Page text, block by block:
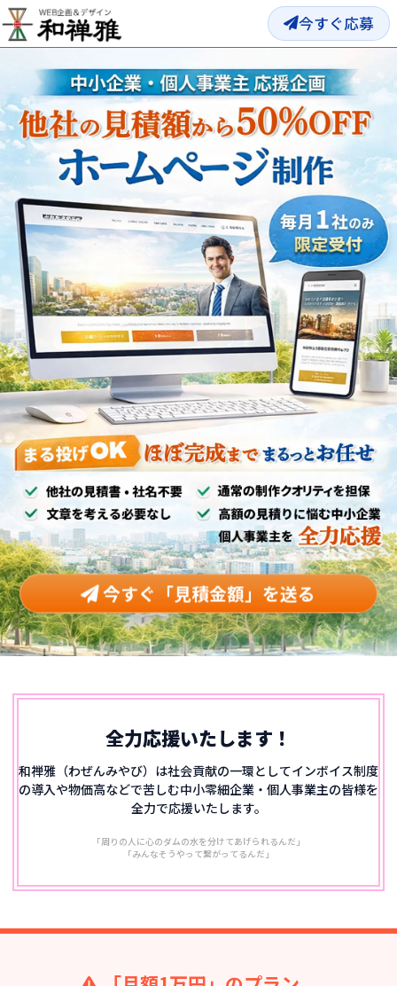
今すぐ応募
今すぐ「見積金額」を送る
全力応援いたします！
和禅雅（わぜんみやび）は社会貢献の一環としてインボイス制度
の導入や物価高などで苦しむ中小零細企業・個人事業主の皆様を
全力で応援いたします。
「周りの人に心のダムの水を分けてあげられるんだ」
「みんなそうやって繋がってるんだ」